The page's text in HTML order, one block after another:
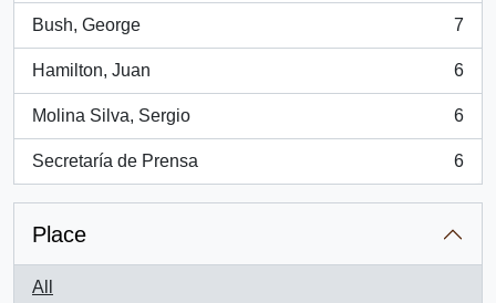
Bush, George
, 7 results
7
Hamilton, Juan
, 6 results
6
Molina Silva, Sergio
, 6 results
6
Secretaría de Prensa
, 6 results
6
Place
All